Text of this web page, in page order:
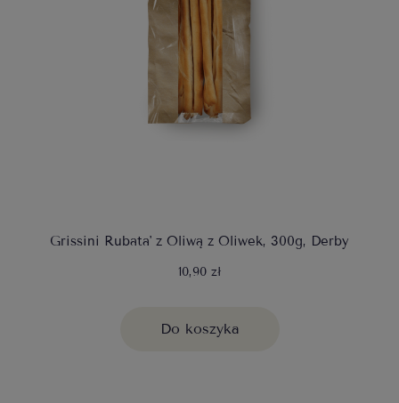
Grissini Rubata' z Oliwą z Oliwek, 300g, Derby
10,90 zł
Do koszyka